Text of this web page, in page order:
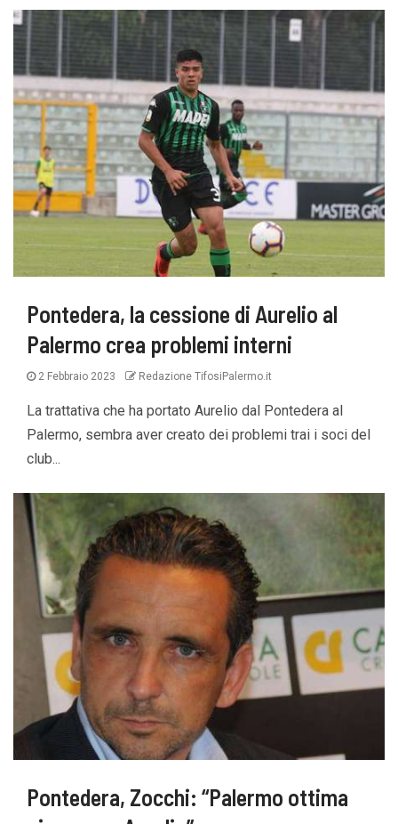
Pontedera, la cessione di Aurelio al
Palermo crea problemi interni
2 Febbraio 2023 Redazione TifosiPalermo.it
La trattativa che ha portato Aurelio dal Pontedera al
Palermo, sembra aver creato dei problemi trai i soci del
club...
Pontedera, Zocchi: “Palermo ottima